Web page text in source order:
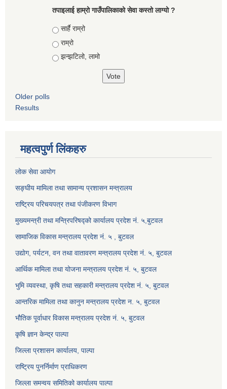
तपाइलाई हाम्रो गाउँपालिकाको सेवा कस्तो लाग्यो ?
Choices
सार्है राम्रो
राम्रो
झन्झटिलो, लामो
Older polls
Results
महत्वपुर्ण लिंकहरु
लोक सेवा आयोग
सङ्घीय मामिला तथा सामान्य प्रशासन मन्त्रालय
राष्ट्रिय परिचयपत्र तथा पंजीकरण विभाग
मुख्यमन्त्री तथा मन्त्रिपरिषद्को कार्यालय प्रदेश नं. ५,बुटवल
सामाजिक विकास मन्त्रालय प्रदेश नं. ५ , बुटवल
उद्याेग, पर्यटन, वन तथा वातावरण मन्त्रालय प्रदेश नं. ५, बुटवल
आर्थिक मामिला तथा योजना मन्त्रालय प्रदेश नं. ५, बुटवल
भुमि व्यवस्था, कृषि तथा सहकारी मन्त्रालय प्रदेश नं. ५, बुटवल
आन्तरिक मामिला तथा कानुन मन्त्रालय प्रदेश न. ५, बुटवल
भौतिक पूर्वाधार विकास मन्त्रालय प्रदेश नं. ५, बुटवल
कृषि ज्ञान केन्द्र पाल्पा
जिल्ला प्रशासन कार्यालय, पाल्पा
राष्ट्रिय पुनर्निर्माण प्राधिकरण
जिल्ला समन्वय समितिको कार्यालय पाल्पा